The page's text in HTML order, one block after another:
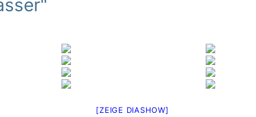
[ZEIGE DIASHOW]